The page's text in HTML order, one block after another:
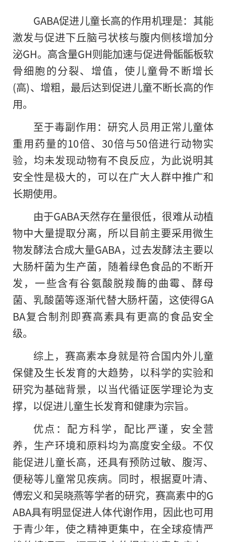
GABA促进儿童长高的作用机理是：其能
激发与促进下丘脑弓状核与腹内侧核增加分
泌GH。高含量GH则能加速与促进骨骺骺板软
骨细胞的分裂、增值，使儿童骨不断增长
(高)、增粗，最后达到促进儿童不断长高的作
用。
至于毒副作用：研究人员用正常儿童体
重用药量的10倍、30倍与50倍进行动物实
验，均未发现动物有不良反应，为此说明其
安全性是极大的，可以在广大人群中推广和
长期使用。
由于GABA天然存在量很低，很难从动植
物中大量提取分离，所以目前主要采用微生
物发酵法合成大量GABA，过去发酵法主要以
大肠杆菌为生产菌，随着绿色食品的不断开
发，一些含有谷氨酸脱羧酶的曲霉、酵母
菌、乳酸菌等逐渐代替大肠杆菌，这使得GA
BA复合制剂即赛高素具有更高的食品安全
级。
综上，赛高素本身就是符合国内外儿童
保健及生长发育的大趋势，以科学的实验和
研究为基础背景，以当代循证医学理论为支
撑，以促进儿童生长发育和健康为宗旨。
优点：配方科学，配比严谨，安全营
养，生产环境和原料均为高度安全级。不仅
能促进儿童长高，还具有预防过敏、腹泻、
便秘等儿童常见疾病。同时，根据夏叶清、
傅宏义和吴晓燕等学者的研究，赛高素中的G
ABA具有明显促进人体代谢作用，因此也可用
于青少年，使之精神更集中，在全球疫情严